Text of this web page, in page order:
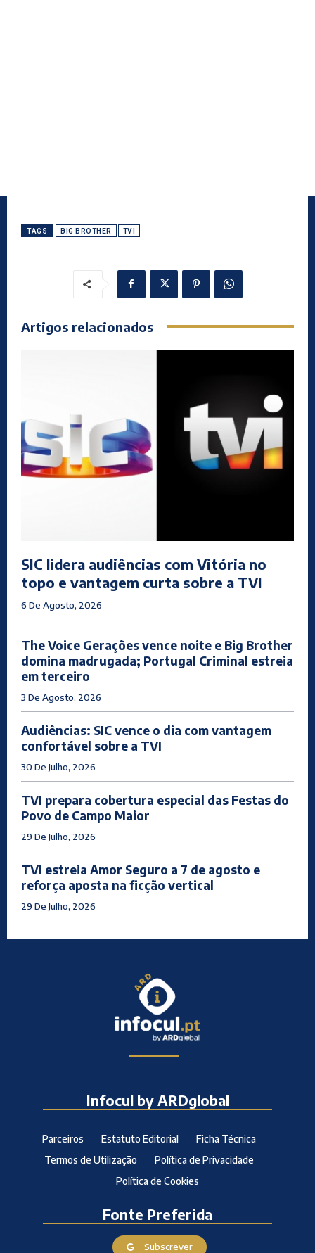
TAGS BIG BROTHER TVI
Artigos relacionados
SIC lidera audiências com Vitória no
topo e vantagem curta sobre a TVI
6 De Agosto, 2026
The Voice Gerações vence noite e Big Brother
domina madrugada; Portugal Criminal estreia
em terceiro
3 De Agosto, 2026
Audiências: SIC vence o dia com vantagem
confortável sobre a TVI
30 De Julho, 2026
TVI prepara cobertura especial das Festas do
Povo de Campo Maior
29 De Julho, 2026
TVI estreia Amor Seguro a 7 de agosto e
reforça aposta na ficção vertical
29 De Julho, 2026
Infocul by ARDglobal
Parceiros Estatuto Editorial
Ficha Técnica
Termos de Utilização
Política de Privacidade
Política de Cookies
Fonte Preferida
Subscrever